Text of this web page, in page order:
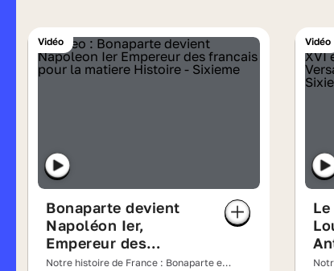
Vidéo
Bonaparte devient
Napoléon Ier,
Empereur des
français
Notre histoire de France : Bonaparte et
Vidéo